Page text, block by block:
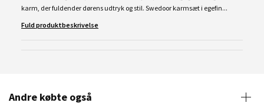
karm, der fuldender dørens udtryk og stil. Swedoor karmsæt i egefin...
Fuld produktbeskrivelse
Andre købte også